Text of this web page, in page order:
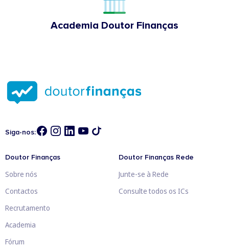
Academia Doutor Finanças
Siga-nos:
Doutor Finanças
Sobre nós
Contactos
Recrutamento
Academia
Fórum
Doutor Finanças Rede
Junte-se à Rede
Consulte todos os ICs